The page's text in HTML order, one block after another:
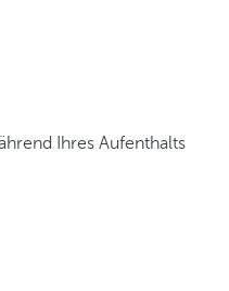
Ihres Aufenthalts